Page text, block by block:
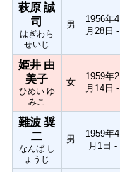
萩原 誠
司
はぎわら
せいじ
男
1956年4
月28日 -
姫井 由
美子
ひめい ゆ
みこ
女
1959年2
月14日 -
難波 奨
二
なんば し
ょうじ
男
1959年4
月1日 -